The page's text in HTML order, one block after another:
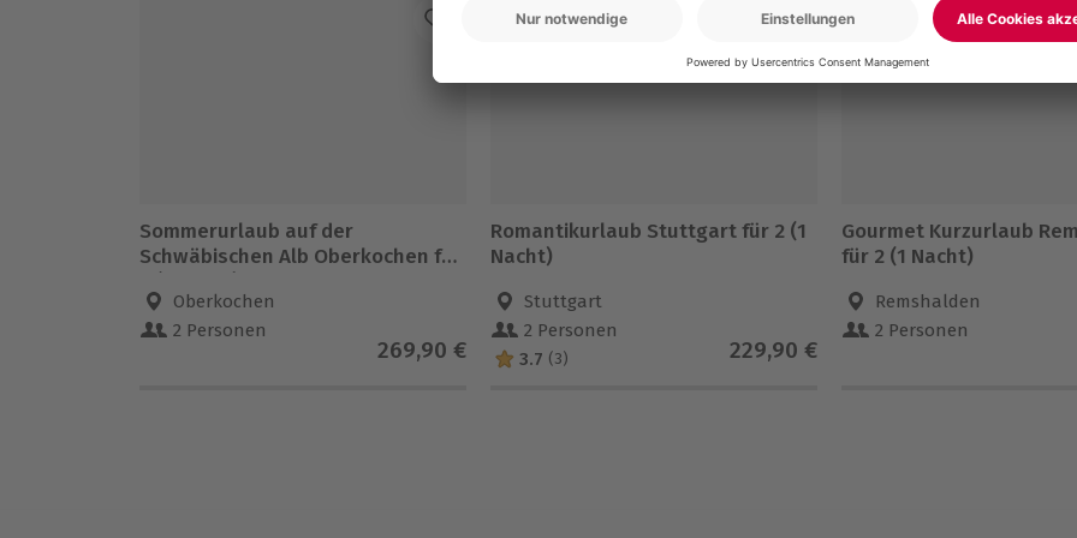
Sommerurlaub auf der
Schwäbischen Alb Oberkochen für
2 (1 Nacht)
Oberkochen
2 Personen
269,90 €
-15% CLUB DEAL
Romantikurlaub Stuttgart für 2 (1
Nacht)
Stuttgart
2 Personen
3.7 (3) 229,90 €
Gourmet Kurzurlaub
für 2 (1 Nacht)
Remshalden
2 Personen